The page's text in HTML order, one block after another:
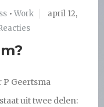
• Work
april 12,
P Geertsma
uit twee delen: